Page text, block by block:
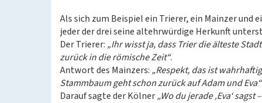
Als sich zum Beispiel ein Trierer, ein Mainzer und
jeder der drei seine altehrwürdige Herkunft
Der Trierer: „Ihr wisst ja, dass Trier die älteste
zurück in die römische Zeit“.
Antwort des Mainzers: „Respekt, das ist
Stammbaum geht schon zurück auf Adam und Eva“.
Darauf sagte der Kölner„Wo du jerade ‚Eva‘